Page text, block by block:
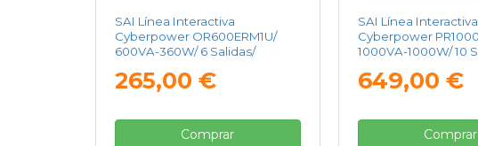
SAI Línea Interactiva
Cyberpower OR600ERM1U/
600VA-360W/ 6 Salidas/
265,00 €
Comprar
SAI Línea Interactiva
Cyberpower
1000VA-1000W/ 10
649,00 €
Comprar